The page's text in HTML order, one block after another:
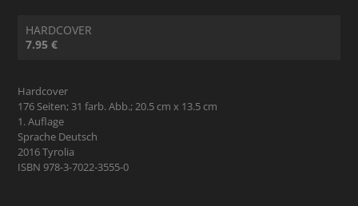
HARDCOVER
7.95 €
Hardcover
176 Seiten; 31 farb. Abb.; 20.5 cm x 13.5 cm
1. Auflage
Sprache Deutsch
2016 Tyrolia
ISBN 978-3-7022-3555-0